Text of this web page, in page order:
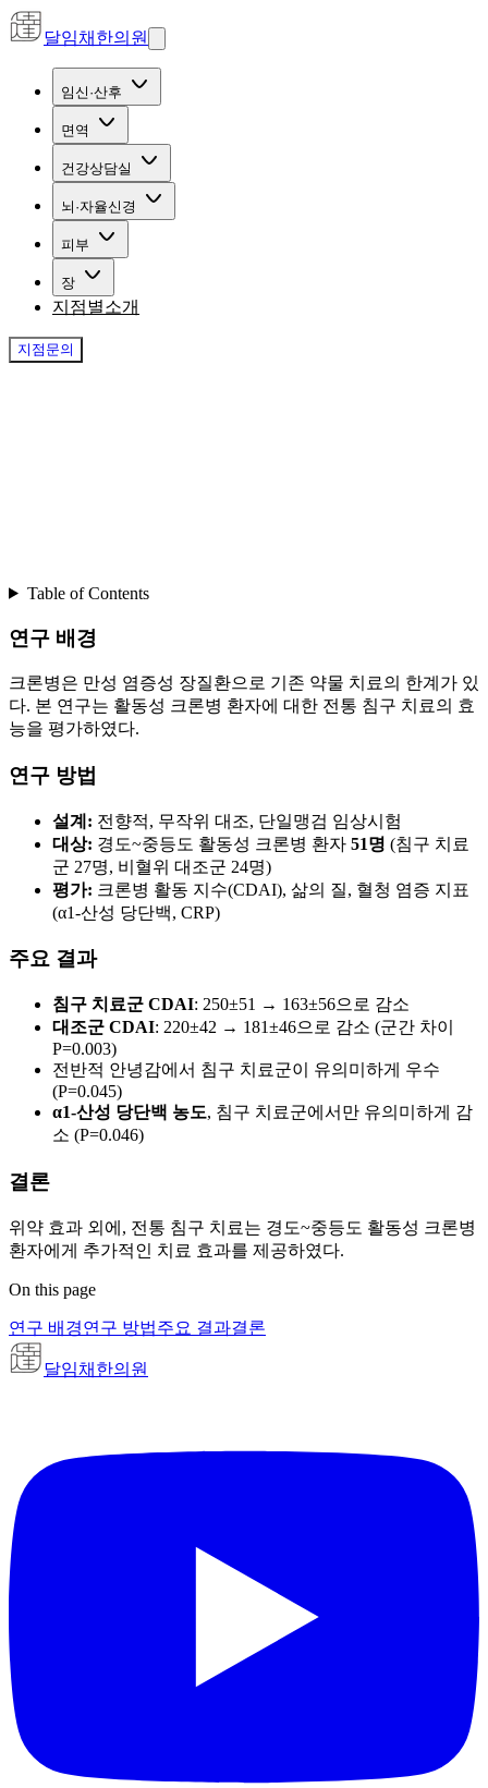
달임채한의원
임신·산후
면역
건강상담실
뇌·자율신경
피부
장
지점별소개
지점문의
Table of Contents
연구 배경
크론병은 만성 염증성 장질환으로 기존 약물 치료의 한계가 있
다. 본 연구는 활동성 크론병 환자에 대한 전통 침구 치료의 효
능을 평가하였다.
연구 방법
설계: 전향적, 무작위 대조, 단일맹검 임상시험
대상: 경도~중등도 활동성 크론병 환자 51명 (침구 치료
군 27명, 비혈위 대조군 24명)
평가: 크론병 활동 지수(CDAI), 삶의 질, 혈청 염증 지표
(α1-산성 당단백, CRP)
주요 결과
침구 치료군 CDAI: 250±51 → 163±56으로 감소
대조군 CDAI: 220±42 → 181±46으로 감소 (군간 차이
P=0.003)
전반적 안녕감에서 침구 치료군이 유의미하게 우수
(P=0.045)
α1-산성 당단백 농도, 침구 치료군에서만 유의미하게 감
소 (P=0.046)
결론
위약 효과 외에, 전통 침구 치료는 경도~중등도 활동성 크론병
환자에게 추가적인 치료 효과를 제공하였다.
On this page
연구 배경연구 방법주요 결과결론
달임채한의원